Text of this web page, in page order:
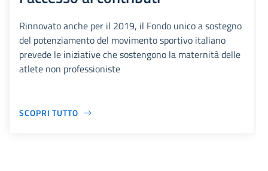
Rinnovato anche per il 2019, il Fondo unico a sostegno
del potenziamento del movimento sportivo italiano
prevede le iniziative che sostengono la maternità delle
atlete non professioniste
SCOPRI TUTTO